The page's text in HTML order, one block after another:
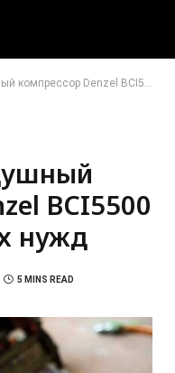
Denzel BCI5500 T 270 для ваших нужд
BCI5500
нужд
5 MINS READ